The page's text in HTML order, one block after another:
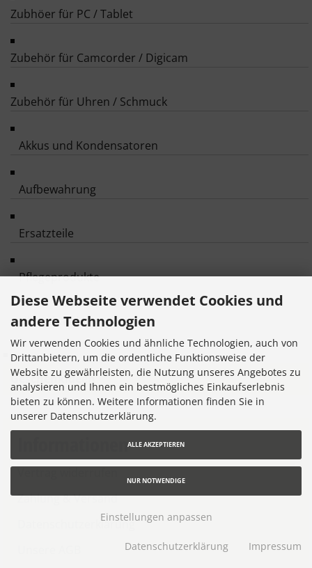
Zubhöer für PC / Tablet
Zubehör für Camcorder / Digicam
Zubehör für Uhren / Schmuck
Akkus und Kondensatoren
Aufbewahrung
Ersatzteile
Pflegeprodukte
Uhrenbänder
Geschenkideen
Informationen
Zahlung & Versand
Datenschutzerklärung
Diese Webseite verwendet Cookies und
andere Technologien
Wir verwenden Cookies und ähnliche Technologien, auch von
Drittanbietern, um die ordentliche Funktionsweise der
Website zu gewährleisten, die Nutzung unseres Angebotes zu
analysieren und Ihnen ein bestmögliches Einkaufserlebnis
bieten zu können. Weitere Informationen finden Sie in
unserer Datenschutzerklärung.
ALLE AKZEPTIEREN
NUR NOTWENDIGE
Einstellungen anpassen
Datenschutzerklärung Impressum